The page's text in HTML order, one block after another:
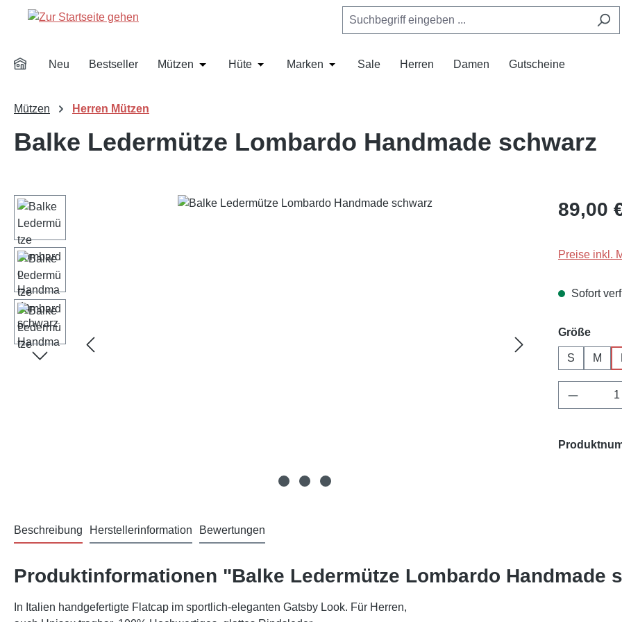
Hauptinhalt springen
Zur Suche springen
Zur Hauptnavigation springen
Neu Bestseller Mützen Öffne oder Schließe das Dropdown der Kategorie Mützen
Hüte Öffne oder Schließe das Dropdown der Kategorie Hüte
Marken Öffne oder Schließe das Dropdown der Kategorie Marken
Sale Herren Damen Gutscheine
Mützen Herren Mützen
Balke Ledermütze Lombardo Handmade schwarz
Bildergalerie überspringen Regulärer
89,00
Preise inkl.
Sofort
Größe
S M
Beschreibung Herstellerinformation Bewertungen
Produktinformationen "Balke Ledermütze Lombardo Handmade
In Italien handgefertigte Flatcap im sportlich-eleganten Gatsby Look. Für Herren,